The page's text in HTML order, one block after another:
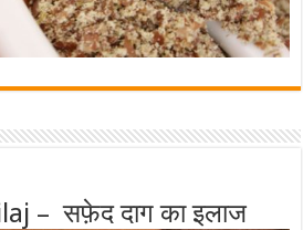
– सफ़ेद दाग का इलाज